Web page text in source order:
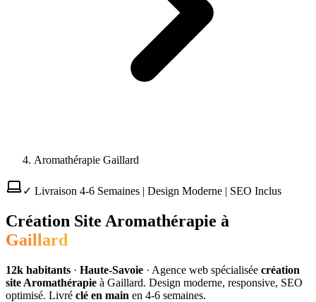
Aromathérapie Gaillard
✓ Livraison 4-6 Semaines | Design Moderne | SEO Inclus
Création Site Aromathérapie à
Gaillard
12k habitants · Haute-Savoie · Agence web spécialisée création
site Aromathérapie à Gaillard. Design moderne, responsive, SEO
optimisé. Livré clé en main en 4-6 semaines.